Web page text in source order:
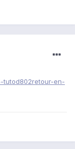
tutod802retour-en-